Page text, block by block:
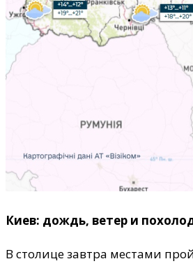
Киев: дождь, ветер и
В столице завтра местами